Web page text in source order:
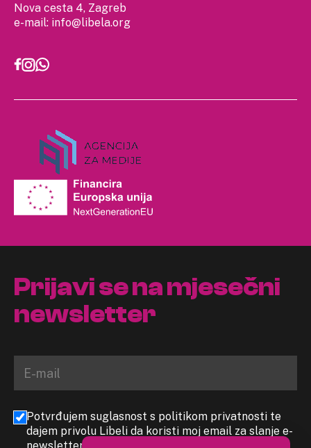
Nova cesta 4, Zagreb
e-mail: info@libela.org
Prijavi se na mjesečni
newsletter
Potvrđujem suglasnost s politikom privatnosti te
dajem privolu Libeli da koristi moj email za slanje e-
newslettera